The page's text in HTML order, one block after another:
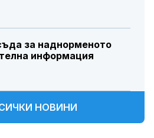
за наднорменото
информация
НОВИНИ